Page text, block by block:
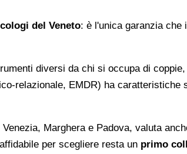
del Veneto: è l'unica garanzia che
diversi da chi si occupa di
relazionale, EMDR) ha caratteristiche
Marghera e Padova, valuta
per scegliere resta un primo